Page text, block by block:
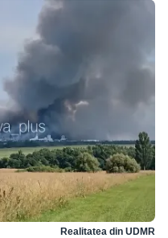
Realitatea din UDMR